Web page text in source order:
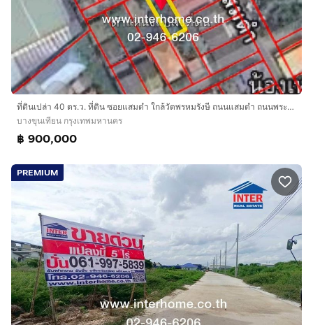
ที่ดินเปล่า 40 ตร.ว. ที่ดิน ซอยแสมดำ ใกล้วัดพรหมรังษี ถนนแสมดำ ถนนพระราม2 ถนนบางขุนเทียน เขตบางขุนเทียน กรุงเทพมหานคร
บางขุนเทียน กรุงเทพมหานคร
฿ 900,000
PREMIUM